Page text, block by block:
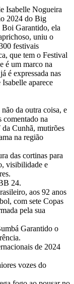
Isabelle Nogueira
2024 do Big
Garantido, ela
uniu o
festivais
que tem o Festival
é um marco na
é expressada nas
aparece
da outra coisa, e
comentado na
Cunhã, mutirões
na região
das cortinas para
visibilidade e
24.
aos 92 anos
com sete Copas
pela sua
Garantido o
de 2024
vozes do